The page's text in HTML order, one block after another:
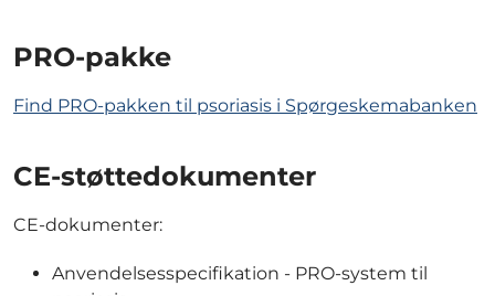
PRO-pakke
Find PRO-pakken til psoriasis i Spørgeskemabanken
CE-støttedokumenter
CE-dokumenter:
Anvendelsesspecifikation - PRO-system til